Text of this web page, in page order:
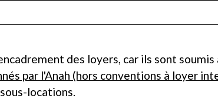
des loyers, car ils sont
par l'Anah (hors conventions à loyer
locations.